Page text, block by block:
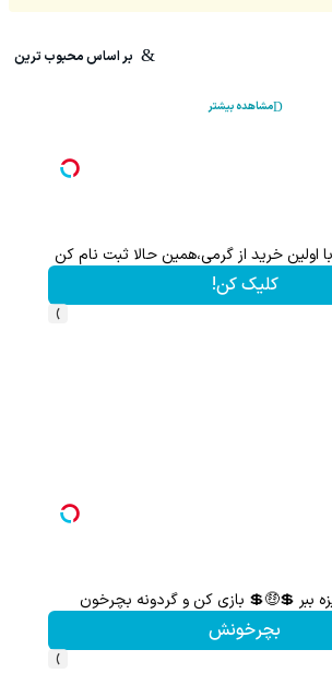
بر اساس محبوب ترین
مشاهده بیشتر
کلیک کن!
›
بچرخونش
›